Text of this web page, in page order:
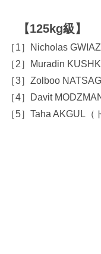
【125kg級】
［1］Nicholas
［2］Muradin
［3］Zolboo
［4］Davit
［5］Taha AKGUL（